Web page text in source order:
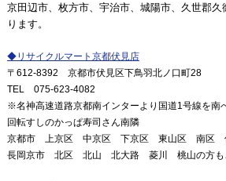
京田辺市、枚方市、宇治市、城陽市、久世郡
ります。
◆リサイクルマート京都伏見店
〒 612-8392 京都市伏見区下鳥羽北ノ口町28
TEL
075-623-4082
※名神高速道路京都南インターより国道1 号線を南
回転すしのかっぱ寿司さん南隣
京都市 上京区 中京区 下京区 東山区 南区
長岡京市 北区 北山 北大路 菱川 桃山の方もご